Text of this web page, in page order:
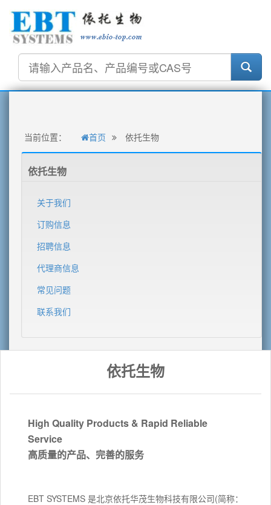
当前位置： 首页 依托生物
依托生物
关于我们
订购信息
招聘信息
代理商信息
常见问题
联系我们
依托生物
High Quality Products & Rapid Reliable
Service
高质量的产品、完善的服务
EBT SYSTEMS 是北京依托华茂生物科技有限公司(简称：